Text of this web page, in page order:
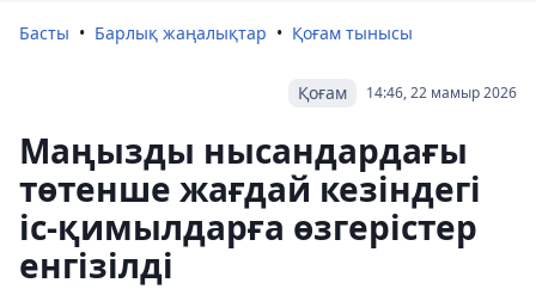
Басты Барлық жаңалықтар Қоғам тынысы
14:46, 22 мамыр 2026
Қоғам
Маңызды нысандардағы
төтенше жағдай кезіндегі
іс-қимылдарға өзгерістер
енгізілді